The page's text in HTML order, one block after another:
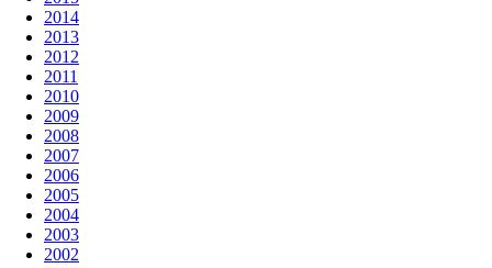
2014
2013
2012
2011
2010
2009
2008
2007
2006
2005
2004
2003
2002